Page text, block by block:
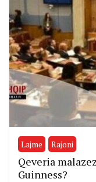
Lajme Rajoni
Qeveria
Guinness?